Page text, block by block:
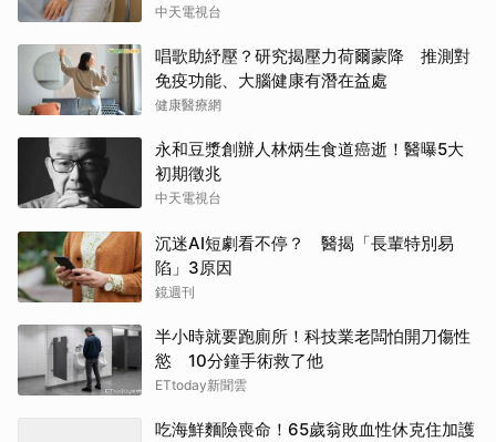
中天電視台
唱歌助紓壓？研究揭壓力荷爾蒙降 推測對
免疫功能、大腦健康有潛在益處
健康醫療網
永和豆漿創辦人林炳生食道癌逝！醫曝5大
初期徵兆
中天電視台
沉迷AI短劇看不停？ 醫揭「長輩特別易
陷」3原因
鏡週刊
半小時就要跑廁所！科技業老闆怕開刀傷性
慾 10分鐘手術救了他
ETtoday新聞雲
吃海鮮麵險喪命！65歲翁敗血性休克住加護